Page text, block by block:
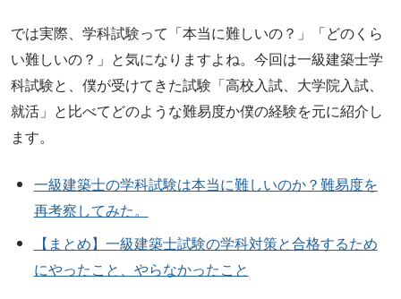
では実際、学科試験って「本当に難しいの？」「どのくら
い難しいの？」と気になりますよね。今回は一級建築士学
科試験と、僕が受けてきた試験「高校入試、大学院入試、
就活」と比べてどのような難易度か僕の経験を元に紹介し
ます。
一級建築士の学科試験は本当に難しいのか？難易度を
再考察してみた。
【まとめ】一級建築士試験の学科対策と合格するため
にやったこと、やらなかったこと